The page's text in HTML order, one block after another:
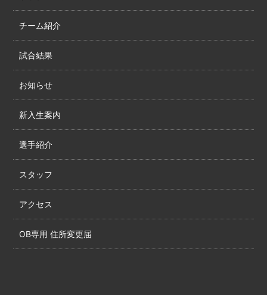
チーム紹介
試合結果
お知らせ
新入生案内
選手紹介
スタッフ
アクセス
OB専用 住所変更届